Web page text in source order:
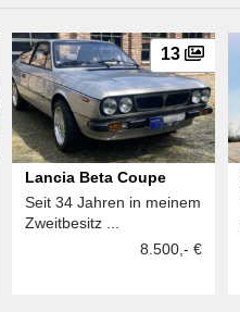
13
Lancia Beta Coupe
Seit 34 Jahren in meinem
Zweitbesitz ...
8.500,- €